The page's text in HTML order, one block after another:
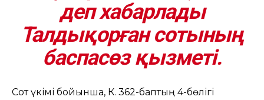
деп хабарлады
Талдықорған сотының
баспасөз қызметі.
Сот үкімі бойынша, К. 362-баптың 4-бөлігі